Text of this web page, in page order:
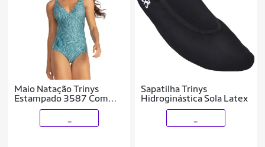
Maio Natação Trinys
Estampado 3587 Com
Recorte Se
Sapatilha Trinys
Hidroginástica Sola Latex